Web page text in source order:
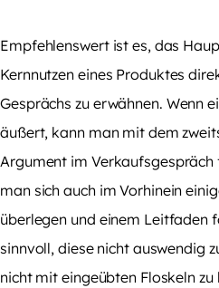
Empfehlenswert ist es, das
Kernnutzen eines Produktes
Gesprächs zu erwähnen. Wenn
äußert, kann man mit dem
Argument im
man sich auch im Vorhinein
überlegen und einem Leitfaden
sinnvoll, diese nicht auswendig
nicht mit eingeübten Floskeln